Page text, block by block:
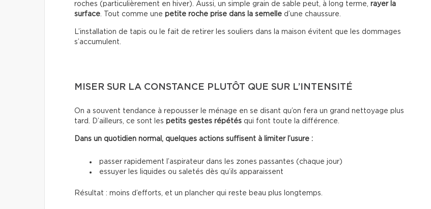
roches (particulièrement en hiver). Aussi, un simple grain de sable peut, à long terme, rayer la
surface. Tout comme une petite roche prise dans la semelle d’une chaussure.
L’installation de tapis ou le fait de retirer les souliers dans la maison évitent que les dommages
s’accumulent.
MISER SUR LA CONSTANCE PLUTÔT QUE SUR L’INTENSITÉ
On a souvent tendance à repousser le ménage en se disant qu’on fera un grand nettoyage plus
tard. D’ailleurs, ce sont les petits gestes répétés qui font toute la différence.
Dans un quotidien normal, quelques actions suffisent à limiter l’usure :
passer rapidement l’aspirateur dans les zones passantes (chaque jour)
essuyer les liquides ou saletés dès qu’ils apparaissent
Résultat : moins d’efforts, et un plancher qui reste beau plus longtemps.